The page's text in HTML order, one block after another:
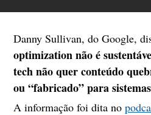
Danny Sullivan, do Google,
optimization não é
tech não quer conteúdo
ou “fabricado” para sistemas
A informação foi dita no